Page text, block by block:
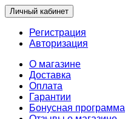
Личный кабинет
Регистрация
Авторизация
О магазине
Доставка
Оплата
Гарантии
Бонусная программа